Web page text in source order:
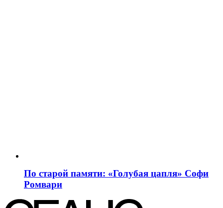
По старой памяти: «Голубая цапля» Софи
Ромвари